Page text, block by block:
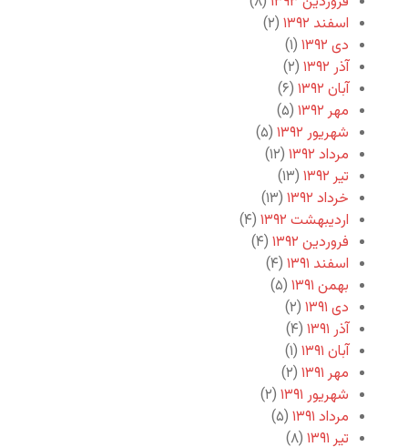
اسفند ۱۳۹۲
(۲)
دی ۱۳۹۲
(۱)
آذر ۱۳۹۲
(۲)
آبان ۱۳۹۲
(۶)
مهر ۱۳۹۲
(۵)
شهریور ۱۳۹۲
(۵)
مرداد ۱۳۹۲
(۱۲)
تیر ۱۳۹۲
(۱۳)
خرداد ۱۳۹۲
(۱۳)
اردیبهشت ۱۳۹۲
(۴)
فروردین ۱۳۹۲
(۴)
اسفند ۱۳۹۱
(۴)
بهمن ۱۳۹۱
(۵)
دی ۱۳۹۱
(۲)
آذر ۱۳۹۱
(۴)
آبان ۱۳۹۱
(۱)
مهر ۱۳۹۱
(۲)
شهریور ۱۳۹۱
(۲)
مرداد ۱۳۹۱
(۵)
تیر ۱۳۹۱
(۸)